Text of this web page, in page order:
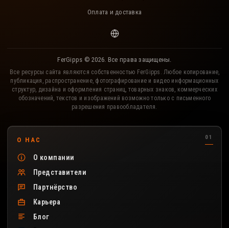
Оплата и доставка
FerGipps © 2026. Все права защищены.
Все ресурсы сайта являются собственностью FerGipps. Любое копирование,
публикация, распространение, фотографирование и видео информационных
структур, дизайна и оформления страниц, товарных знаков, коммерческих
обозначений, текстов и изображений возможно только с письменного
разрешения правообладателя.
Полезные разделы сайта FerGipps
О НАС
О компании
Представители
Партнёрство
Карьера
Блог